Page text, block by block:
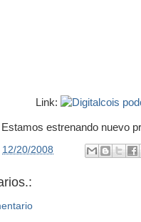
Link:
Estamos estrenando nuevo
12/20/2008